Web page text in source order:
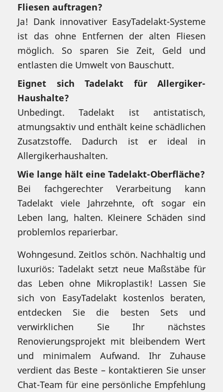
Fliesen auftragen?
Ja! Dank innovativer EasyTadelakt-Systeme
ist das ohne Entfernen der alten Fliesen
möglich. So sparen Sie Zeit, Geld und
entlasten die Umwelt von Bauschutt.
Eignet sich Tadelakt für Allergiker-
Haushalte?
Unbedingt. Tadelakt ist antistatisch,
atmungsaktiv und enthält keine schädlichen
Zusatzstoffe. Dadurch ist er ideal in
Allergikerhaushalten.
Wie lange hält eine Tadelakt-Oberfläche?
Bei fachgerechter Verarbeitung kann
Tadelakt viele Jahrzehnte, oft sogar ein
Leben lang, halten. Kleinere Schäden sind
problemlos reparierbar.
Wohngesund. Zeitlos schön. Nachhaltig und
luxuriös: Tadelakt setzt neue Maßstäbe für
das Leben ohne Mikroplastik! Lassen Sie
sich von EasyTadelakt kostenlos beraten,
entdecken Sie die besten Sets und
verwirklichen Sie Ihr nächstes
Renovierungsprojekt mit bleibendem Wert
und minimalem Aufwand. Ihr Zuhause
verdient das Beste – kontaktieren Sie unser
Chat-Team für eine persönliche Empfehlung